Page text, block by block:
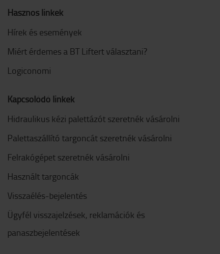
Hasznos linkek
Hírek és események
Miért érdemes a BT Liftert választani?
Logiconomi
Kapcsolódó linkek
Hidraulikus kézi palettázót szeretnék vásárolni
Palettaszállító targoncát szeretnék vásárolni
Felrakógépet szeretnék vásárolni
Használt targoncák
Visszaélés-bejelentés
Ügyfél visszajelzések, reklamációk és
panaszbejelentések